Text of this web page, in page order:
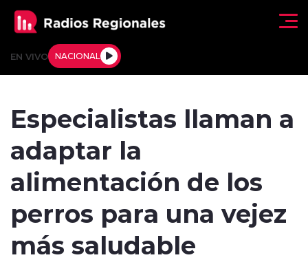
EN VIVO NACIONAL
Actualidad
Tendencias
Internacional
Especialistas llaman a
adaptar la
alimentación de los
perros para una vejez
más saludable